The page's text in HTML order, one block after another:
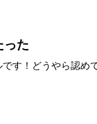
った
す！どうやら認め